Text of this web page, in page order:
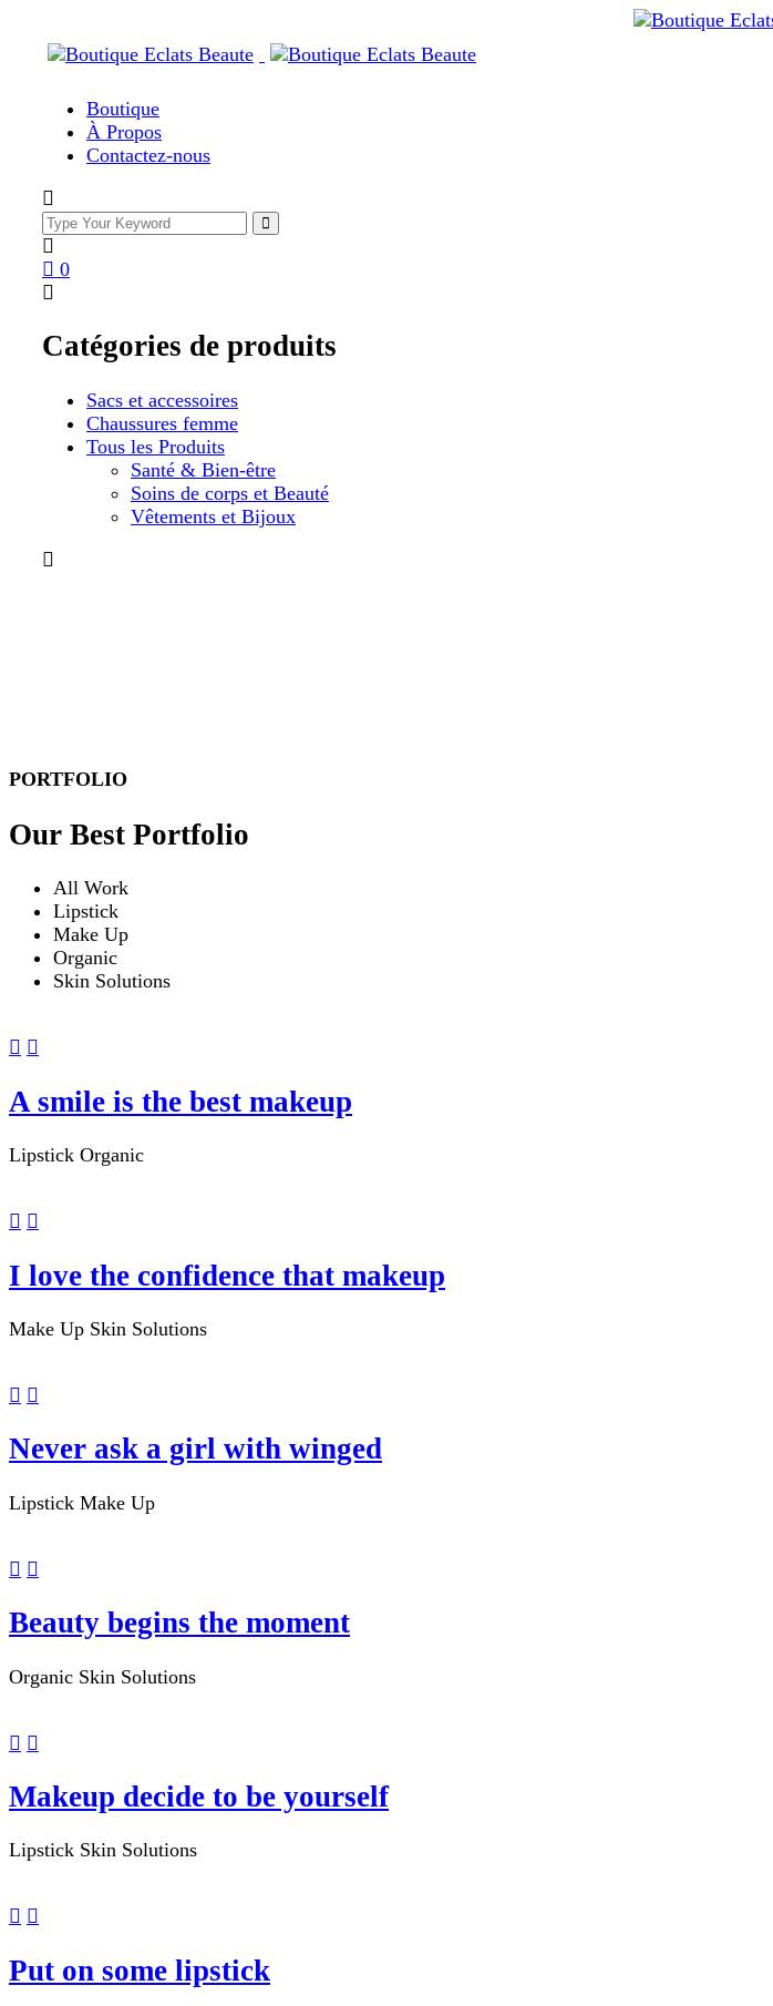
Boutique
À Propos
Contactez-nous
0
Catégories de produits
Sacs et accessoires
Chaussures femme
Tous les Produits
Santé & Bien-être
Soins de corps et Beauté
Vêtements et Bijoux
PORTFOLIO
Our Best Portfolio
All Work
Lipstick
Make Up
Organic
Skin Solutions
A smile is the best makeup
Lipstick Organic
I love the confidence that makeup
Make Up Skin Solutions
Never ask a girl with winged
Lipstick Make Up
Beauty begins the moment
Organic Skin Solutions
Makeup decide to be yourself
Lipstick Skin Solutions
Put on some lipstick